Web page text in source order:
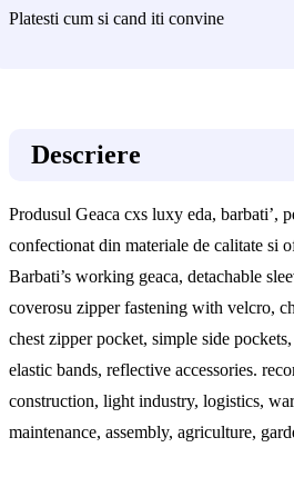
Platesti cum si cand iti convine
Descriere
Produsul Geaca cxs luxy eda, barbati’,
confectionat din materiale de calitate si
Barbati’s working geaca, detachable
coverosu zipper fastening with velcro,
chest zipper pocket, simple side
elastic bands, reflective accessories.
construction, light industry, logistics,
maintenance, assembly, agriculture,